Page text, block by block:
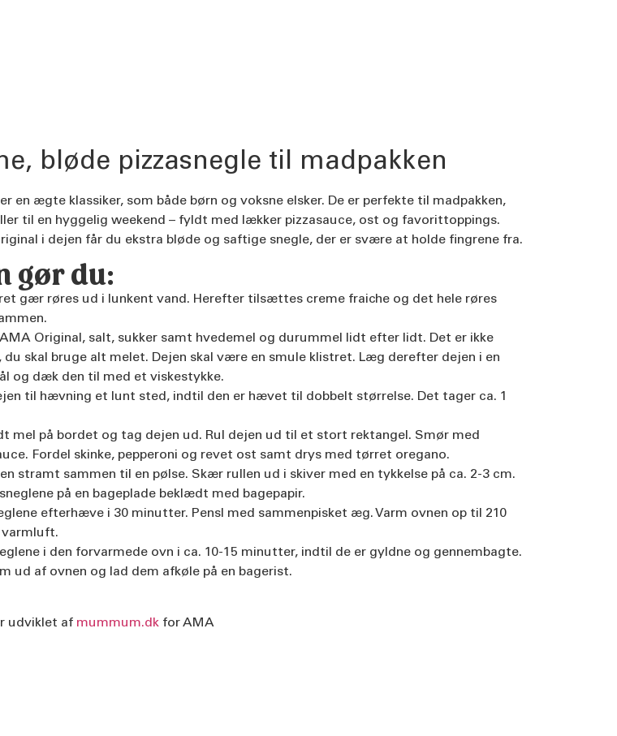
bløde pizzasnegle til madpakken
en ægte klassiker, som både børn og voksne elsker. De er perfekte til madpakken,
til en hyggelig weekend – fyldt med lækker pizzasauce, ost og favorittoppings.
i dejen får du ekstra bløde og saftige snegle, der er svære at holde fingrene fra.
gør du:
gær røres ud i lunkent vand. Herefter tilsættes creme fraiche og det hele røres
Original, salt, sukker samt hvedemel og durummel lidt efter lidt. Det er ikke
du skal bruge alt melet. Dejen skal være en smule klistret. Læg derefter dejen i en
og dæk den til med et viskestykke.
til hævning et lunt sted, indtil den er hævet til dobbelt størrelse. Det tager ca. 1
mel på bordet og tag dejen ud. Rul dejen ud til et stort rektangel. Smør med
Fordel skinke, pepperoni og revet ost samt drys med tørret oregano.
stramt sammen til en pølse. Skær rullen ud i skiver med en tykkelse på ca. 2-3 cm.
på en bageplade beklædt med bagepapir.
efterhæve i 30 minutter. Pensl med sammenpisket æg. Varm ovnen op til 210
varmluft.
i den forvarmede ovn i ca. 10-15 minutter, indtil de er gyldne og gennembagte.
ud af ovnen og lad dem afkøle på en bagerist.
udviklet af mummum.dkfor AMA